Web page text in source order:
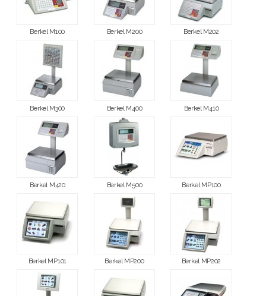
Berkel M100 Berkel M200 Berkel M202
Berkel M300 Berkel M400 Berkel M410
Berkel M420 Berkel M500 Berkel MP100
Berkel MP101 Berkel MP200 Berkel MP202